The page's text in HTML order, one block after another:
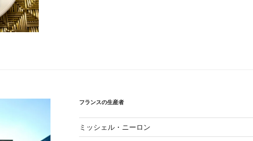
フランスの生産者
ミッシェル・ニーロン